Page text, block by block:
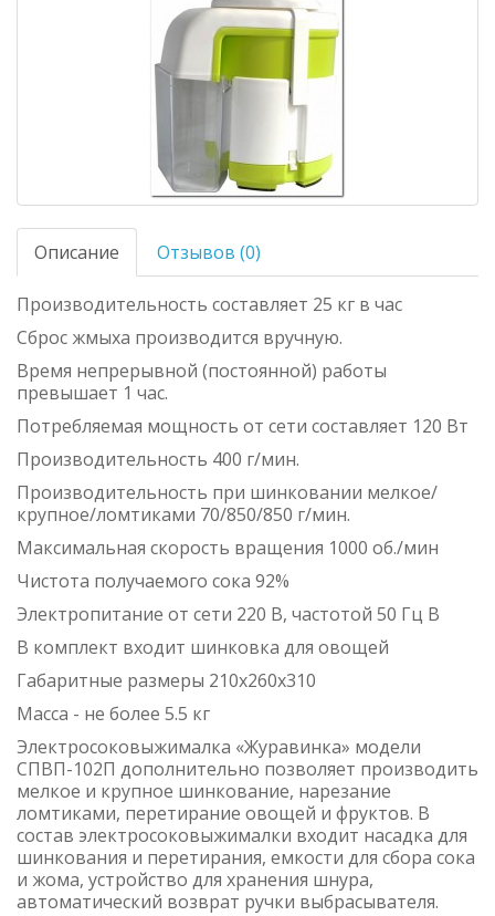
Описание Отзывов (0)
Производительность составляет 25 кг в час
Сброс жмыха производится вручную.
Время непрерывной (постоянной) работы
превышает 1 час.
Потребляемая мощность от сети составляет 120 Вт
Производительность 400 г/мин.
Производительность при шинковании мелкое/
крупное/ломтиками 70/850/850 г/мин.
Максимальная скорость вращения 1000 об./мин
Чистота получаемого сока 92%
Электропитание от сети 220 В, частотой 50 Гц В
В комплект входит шинковка для овощей
Габаритные размеры 210x260x310
Масса - не более 5.5 кг
Электросоковыжималка «Журавинка» модели
СПВП-102П дополнительно позволяет производить
мелкое и крупное шинкование, нарезание
ломтиками, перетирание овощей и фруктов. В
состав электросоковыжималки входит насадка для
шинкования и перетирания, емкости для сбора сока
и жома, устройство для хранения шнура,
автоматический возврат ручки выбрасывателя.